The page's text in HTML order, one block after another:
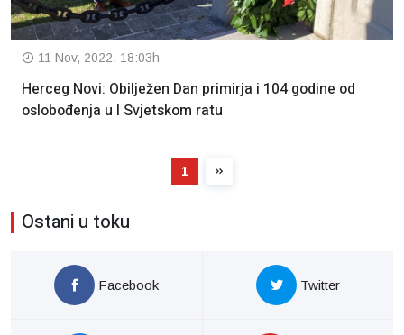
11 Nov, 2022. 18:03h
Herceg Novi: Obilježen Dan primirja i 104 godine od
oslobođenja u I Svjetskom ratu
1
Ostani u toku
Facebook Twitter